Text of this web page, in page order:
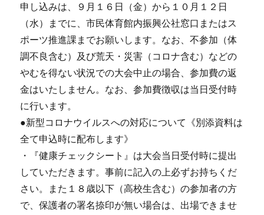
申し込みは、９月１６日（金）から１０月１２日
（水）までに、市民体育館内振興公社窓口またはス
ポーツ推進課までお願いします。なお、不参加（体
調不良含む）及び荒天・災害（コロナ含む）などの
やむを得ない状況での大会中止の場合、参加費の返
金はいたしません。なお、参加費徴収は当日受付時
に行います。
●新型コロナウイルスへの対応について《別添資料は
全て申込時に配布します》
・『健康チェックシート』は大会当日受付時に提出
していただきます。事前に記入の上必ずお持ちくだ
さい。また１８歳以下（高校生含む）の参加者の方
で、保護者の署名捺印が無い場合は、出場できませ